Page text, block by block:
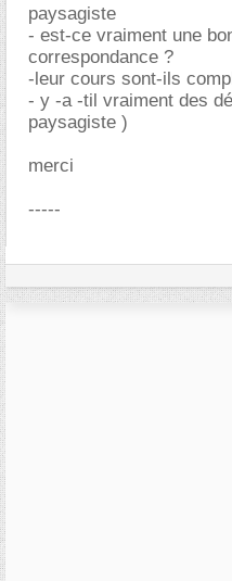
paysagiste
- est-ce vraiment une
correspondance ?
-leur cours sont-ils
- y -a -til vraiment des
paysagiste )
merci
-----